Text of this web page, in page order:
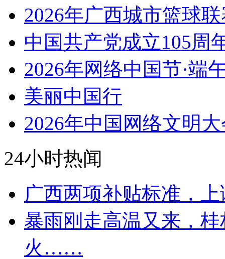
2026年广西城市篮球
中国共产党成立105周
2026年网络中国节·端
美丽中国行
2026年中国网络文明
24小时热闻
广西两项补贴标准，
暴雨刚走高温又来，
火……